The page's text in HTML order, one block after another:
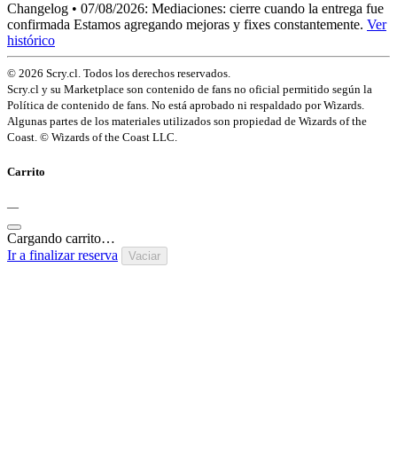
Changelog • 07/08/2026: Mediaciones: cierre cuando la entrega fue
confirmada Estamos agregando mejoras y fixes constantemente. Ver
histórico
© 2026 Scry.cl. Todos los derechos reservados.
Scry.cl y su Marketplace son contenido de fans no oficial permitido según la
Política de contenido de fans. No está aprobado ni respaldado por Wizards.
Algunas partes de los materiales utilizados son propiedad de Wizards of the
Coast. © Wizards of the Coast LLC.
Carrito
—
Cargando carrito…
Ir a finalizar reserva
Vaciar